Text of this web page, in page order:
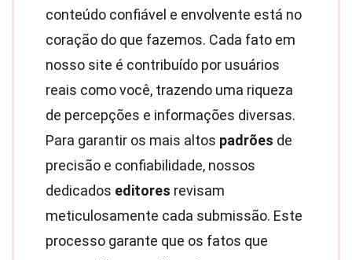
conteúdo confiável e envolvente está no
coração do que fazemos. Cada fato em
nosso site é contribuído por usuários
reais como você, trazendo uma riqueza
de percepções e informações diversas.
Para garantir os mais altos padrões de
precisão e confiabilidade, nossos
dedicados editores revisam
meticulosamente cada submissão. Este
processo garante que os fatos que